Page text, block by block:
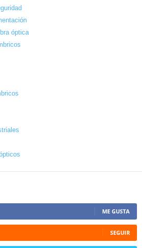
óptica
ME GUSTA
SEGUIR